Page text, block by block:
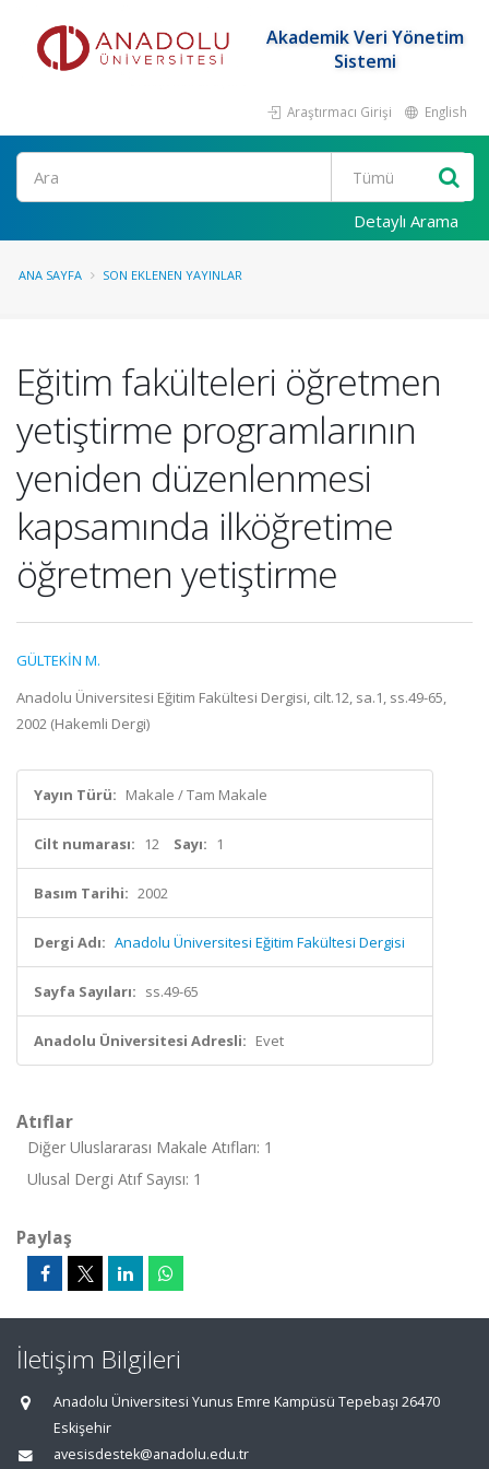
Akademik Veri Yönetim
Sistemi
Araştırmacı Girişi English
Ara
Detaylı Arama
ANA SAYFA SON EKLENEN YAYINLAR
Eğitim fakülteleri öğretmen
yetiştirme programlarının
yeniden düzenlenmesi
kapsamında ilköğretime
öğretmen yetiştirme
GÜLTEKİN M.
Anadolu Üniversitesi Eğitim Fakültesi Dergisi, cilt.12, sa.1, ss.49-65,
2002 (Hakemli Dergi)
Yayın Türü: Makale / Tam Makale
Cilt numarası: 12 Sayı: 1
Basım Tarihi: 2002
Dergi Adı: Anadolu Üniversitesi Eğitim Fakültesi Dergisi
Sayfa Sayıları: ss.49-65
Anadolu Üniversitesi Adresli: Evet
Atıflar
Diğer Uluslararası Makale Atıfları: 1
Ulusal Dergi Atıf Sayısı: 1
Paylaş
İletişim Bilgileri
Anadolu Üniversitesi Yunus Emre Kampüsü Tepebaşı 26470
Eskişehir
avesisdestek@anadolu.edu.tr